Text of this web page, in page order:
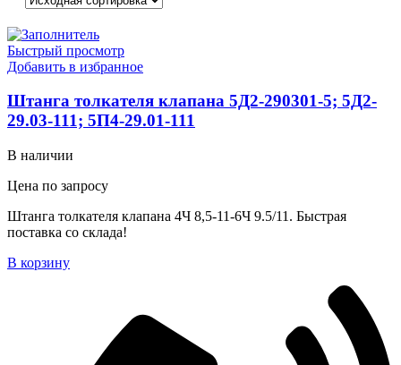
Быстрый просмотр
Добавить в избранное
Штанга толкателя клапана 5Д2-290301-5; 5Д2-
29.03-111; 5П4-29.01-111
В наличии
Цена по запросу
Штанга толкателя клапана 4Ч 8,5-11-6Ч 9.5/11. Быстрая
поставка со склада!
В корзину